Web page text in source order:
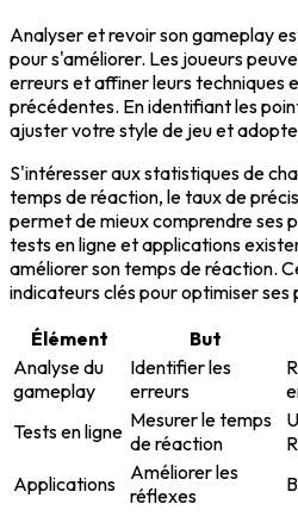
Analyser et revoir son gameplay
pour s'améliorer. Les joueurs
erreurs et affiner leurs techniques
précédentes. En identifiant les
ajuster votre style de jeu et
S'intéresser aux statistiques de
temps de réaction, le taux de
permet de mieux comprendre ses
tests en ligneet applications
améliorer son temps de réaction.
indicateurs cléspour optimiser ses
Élément
But
Analyse du
gameplay
Identifier les
erreurs
Tests en ligne Mesurer le temps
de réaction
Applications
Améliorer les
réflexes